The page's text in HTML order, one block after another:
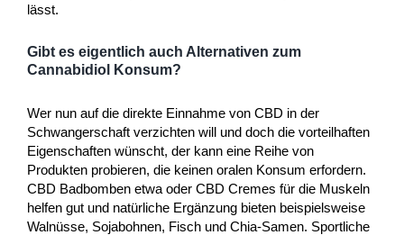
lässt.
Gibt es eigentlich auch Alternativen zum
Cannabidiol Konsum?
Wer nun auf die direkte Einnahme von CBD in der
Schwangerschaft verzichten will und doch die vorteilhaften
Eigenschaften wünscht, der kann eine Reihe von
Produkten probieren, die keinen oralen Konsum erfordern.
CBD Badbomben etwa oder CBD Cremes für die Muskeln
helfen gut und natürliche Ergänzung bieten beispielsweise
Walnüsse, Sojabohnen, Fisch und Chia-Samen. Sportliche